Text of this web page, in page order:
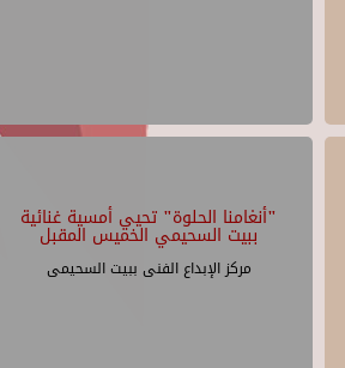
"أنغامنا الحلوة" تحيي أمسية غنائية
ببيت السحيمي الخميس المقبل
مركز الإبداع الفنى ببيت السحيمى